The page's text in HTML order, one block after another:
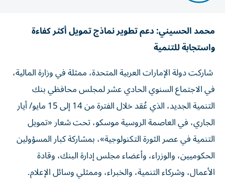
محمد الحسيني: دعم تطوير نماذج تمويل أكثر كفاءة
واستجابة للتنمية
شاركت دولة الإمارات العربية المتحدة، ممثلة في وزارة المالية،
في الاجتماع السنوي الحادي عشر لمجلس محافظي بنك
التنمية الجديد، الذي عُقد خلال الفترة من 14 إلى 15 مايو/ أيار
الجاري، في العاصمة الروسية موسكو، تحت شعار «تمويل
التنمية في عصر الثورة التكنولوجية»، بمشاركة كبار المسؤولين
الحكوميين، والوزراء، وأعضاء مجلس إدارة البنك، وقادة
الأعمال، وشركاء التنمية، والخبراء، وممثلي وسائل الإعلام.